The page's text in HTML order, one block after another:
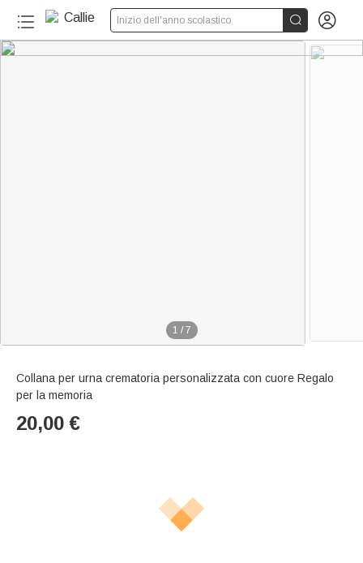
Inizio dell'anno scolastico  
1 / 7
Collana per urna crematoria personalizzata con cuore Regalo
per la memoria
20,00 €